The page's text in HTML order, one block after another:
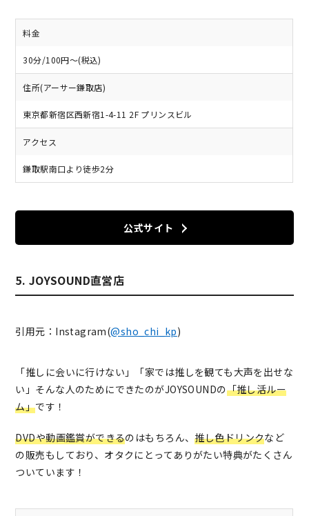
料金
30分/100円～(税込)
住所(アーサー鎌取店)
東京都新宿区西新宿1-4-11 2F プリンスビル
アクセス
鎌取駅南口より徒歩2分
公式サイト
5. JOYSOUND直営店
引用元：Instagram(@sho_chi_kp)
「推しに会いに行けない」「家では推しを観ても大声を出せな
い」そんな人のためにできたのがJOYSOUNDの「推し活ルー
ム」です！
DVDや動画鑑賞ができるのはもちろん、推し色ドリンクなど
の販売もしており、オタクにとってありがたい特典がたくさん
ついています！